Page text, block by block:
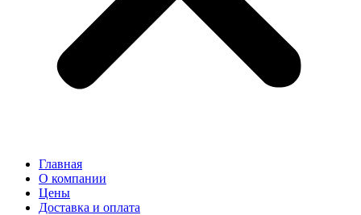
Главная
О компании
Цены
Доставка и оплата